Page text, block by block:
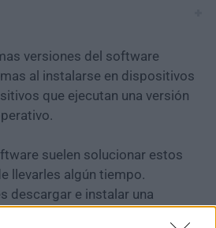
versiones del software
al instalarse en dispositivos
que ejecutan una versión
suelen solucionar estos
llevarles algún tiempo.
descargar e instalar una